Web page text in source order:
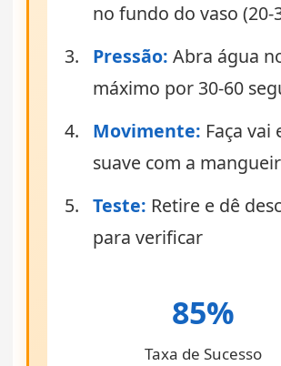
no fundo do vaso (20-
Pressão: Abra água
máximo por 30-60
Movimente: Faça vai
suave com a
Teste: Retire e dê
para verificar
85%
Taxa de Sucesso